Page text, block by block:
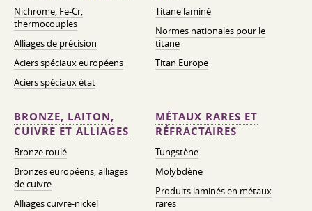
Nichrome, Fe-Cr,
thermocouples
Alliages de précision
Aciers spéciaux européens
Aciers spéciaux état
Titane laminé
Normes nationales pour le
titane
Titan Europe
BRONZE, LAITON,
CUIVRE ET ALLIAGES
Bronze roulé
Bronzes européens, alliages
de cuivre
Alliages cuivre-nickel
MÉTAUX RARES ET
RÉFRACTAIRES
Tungstène
Molybdène
Produits laminés en métaux
rares